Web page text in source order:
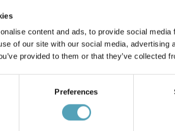
content and ads, to provide social
of our site with our social media,
provided to them or that they’ve collected
Preferences
Ø20 loftslampe Traker 6
1 794 kr.
Andre købte